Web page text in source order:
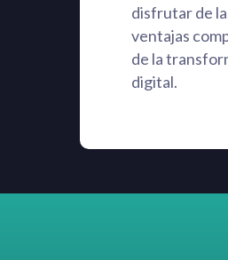
disfrutar de
ventajas
de la
digital.